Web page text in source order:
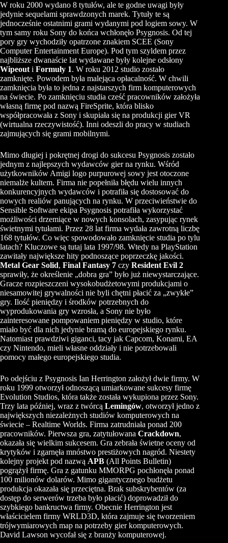
W roku 2000 wydano 8 tytułów, ale te godne uwagi były
jedynie sequelami sprawdzonych marek. Tytuły te są
jednocześnie ostatnimi grami wydanymi pod logiem sowy. W
tym samy roku Sony do końca wchłonęło Psygnosis. Od tej
pory gry wychodziły opatrzone znakiem SCEE (Sony
Computer Entertainment Europe). Pod tym szyldem przez
najbliższe dwanaście lat wydawane były kolejne odsłony
Wipeout i Formuły 1. W roku 2012 studio zostało
zamknięte. Powodem była malejąca opłacalność. W chwili
zamknięcia była to jedna z najstarszych firm komputerowych
na świecie. Po zamknięciu studia cześć pracowników założyła
własną firmę pod nazwą FireSprite, która blisko
współpracowała z Sony i skupiała się na produkcji gier VR
(wirtualna rzeczywistość). Inni odeszli do pracy w studiach
zajmujących się grami mobilnymi.
Mimo długiej i pokrętnej drogi do sukcesu Psygnosis zostało
jednym z najlepszych wydawców gier na rynku. Wśród
użytkowników Amigi logo purpurowej sowy jest otoczone
niemalże kultem. Firma nie popełniła błędu wielu innych
konkurencyjnych wydawców i potrafiła się dostosować do
nowych realiów panujących na rynku. W przeciwieństwie do
Sensible Software ekipa Psygnosis potrafiła wykorzystać
możliwości drzemiące w nowych konsolach, zasypując rynek
świetnymi tytułami. Przez 28 lat firma wydała zawrotną liczbę
168 tytułów. Co więc spowodowało zamknięcie studia po tylu
latach? Kluczowe są tutaj lata 1997/98. Wtedy na PlayStation
zawitały największe hity podnoszące poprzeczkę jakości.
Metal Gear Solid, Final Fantasy 7 czy Resident Evil 2
sprawiły, że określenie „dobra gra” było już niewystarczające.
Gracze rozpieszczeni wysokobudżetowymi produkcjami o
niesamowitej grywalności nie byli chętni płacić za „zwykłe”
gry. Ilość pieniędzy i środków potrzebnych do
wyprodukowania gry wzrosła, a Sony nie było
zainteresowane pompowaniem pieniędzy w studio, które
miało być dla nich jedynie bramą do europejskiego rynku.
Natomiast prawdziwi giganci, tacy jak Capcom, Konami, EA
czy Nintendo, mieli własne oddziały i nie potrzebowali
pomocy małego europejskiego studia.
Po odejściu z Psygnosis Ian Herrington założył dwie firmy. W
roku 1999 otworzył odnoszącą umiarkowane sukcesy firmę
Evolution Studios, która także została wykupiona przez Sony.
Trzy lata później, wraz z twórcą Lemingów, otworzył jedno z
największych niezależnych studiów komputerowych na
świecie – Realtime Worlds. Firma zatrudniała ponad 200
pracowników. Pierwsza gra, zatytułowana Crackdown,
okazała się wielkim sukcesem. Gra zebrała świetne oceny od
krytyków i zgarnęła mnóstwo prestiżowych nagród. Niestety
kolejny projekt pod nazwą APB (All Points Bulletin)
pogrążył firmę. Gra z gatunku MMORPG pochłonęła ponad
100 milionów dolarów. Mimo gigantycznego budżetu
produkcja okazała się przeciętna. Brak subskrybentów (za
dostęp do serwerów trzeba było płacić) doprowadził do
szybkiego bankructwa firmy. Obecnie Herrington jest
właścicielem firmy WRLD3D, która zajmuje się tworzeniem
trójwymiarowych map na potrzeby gier komputerowych.
David Lawson wycofał się z branży komputerowej.